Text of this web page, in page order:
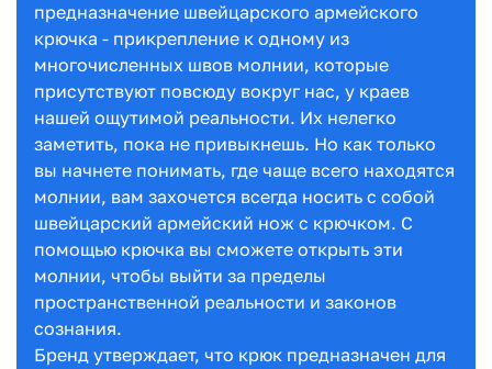
предназначение швейцарского армейского
крючка - прикрепление к одному из
многочисленных швов молнии, которые
присутствуют повсюду вокруг нас, у краев
нашей ощутимой реальности. Их нелегко
заметить, пока не привыкнешь. Но как только
вы начнете понимать, где чаще всего находятся
молнии, вам захочется всегда носить с собой
швейцарский армейский нож с крючком. С
помощью крючка вы сможете открыть эти
молнии, чтобы выйти за пределы
пространственной реальности и законов
сознания.
Бренд утверждает, что крюк предназначен для